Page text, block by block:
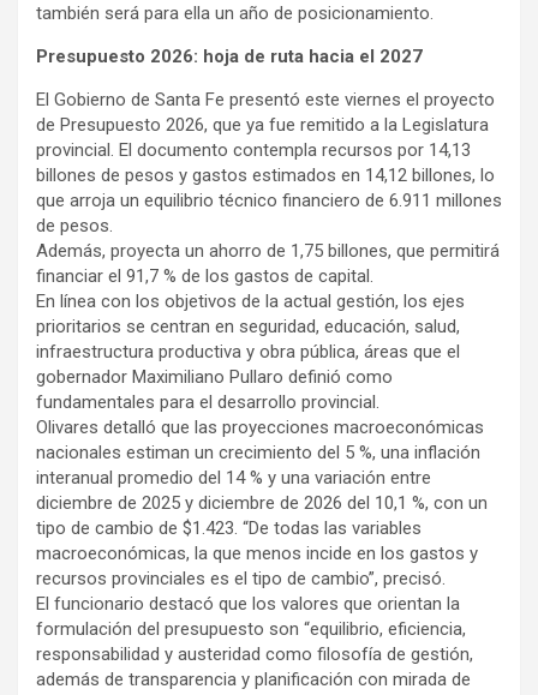
también será para ella un año de posicionamiento.
Presupuesto 2026: hoja de ruta hacia el 2027
El Gobierno de Santa Fe presentó este viernes el proyecto
de Presupuesto 2026, que ya fue remitido a la Legislatura
provincial. El documento contempla recursos por 14,13
billones de pesos y gastos estimados en 14,12 billones, lo
que arroja un equilibrio técnico financiero de 6.911 millones
de pesos.
Además, proyecta un ahorro de 1,75 billones, que permitirá
financiar el 91,7 % de los gastos de capital.
En línea con los objetivos de la actual gestión, los ejes
prioritarios se centran en seguridad, educación, salud,
infraestructura productiva y obra pública, áreas que el
gobernador Maximiliano Pullaro definió como
fundamentales para el desarrollo provincial.
Olivares detalló que las proyecciones macroeconómicas
nacionales estiman un crecimiento del 5 %, una inflación
interanual promedio del 14 % y una variación entre
diciembre de 2025 y diciembre de 2026 del 10,1 %, con un
tipo de cambio de $1.423. “De todas las variables
macroeconómicas, la que menos incide en los gastos y
recursos provinciales es el tipo de cambio”, precisó.
El funcionario destacó que los valores que orientan la
formulación del presupuesto son “equilibrio, eficiencia,
responsabilidad y austeridad como filosofía de gestión,
además de transparencia y planificación con mirada de